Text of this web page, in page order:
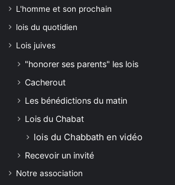
L'homme et son prochain
lois du quotidien
Lois juives
"honorer ses parents" les lois
Cacherout
Les bénédictions du matin
Lois du Chabat
lois du Chabbath en vidéo
Recevoir un invité
Notre association